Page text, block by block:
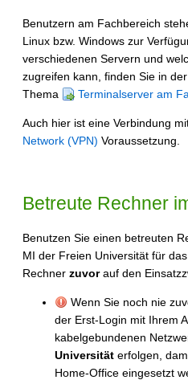
Benutzern am Fachbereich
Linux bzw. Windows zur
verschiedenen Servern und
zugreifen kann, finden Sie in
Thema
Terminalserver am
Auch hier ist eine Verbindung
Network (VPN) Voraussetzung.
Betreute Rechner
Benutzen Sie einen betreuten
MI der Freien Universität für
Rechner zuvorauf den
Wenn Sie noch nie
der Erst-Login mit Ihrem
kabelgebundenen
Universität erfolgen,
Home-Office eingesetzt